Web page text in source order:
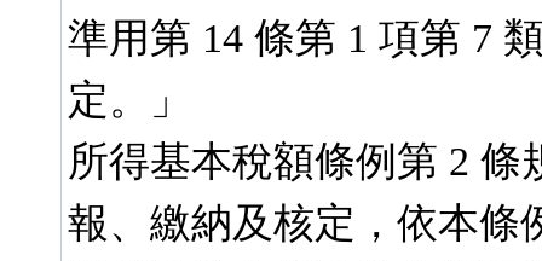
準用第 14 條第 1 項第 7
定。」
所得基本稅額條例第 2
報、繳納及核定，依本條